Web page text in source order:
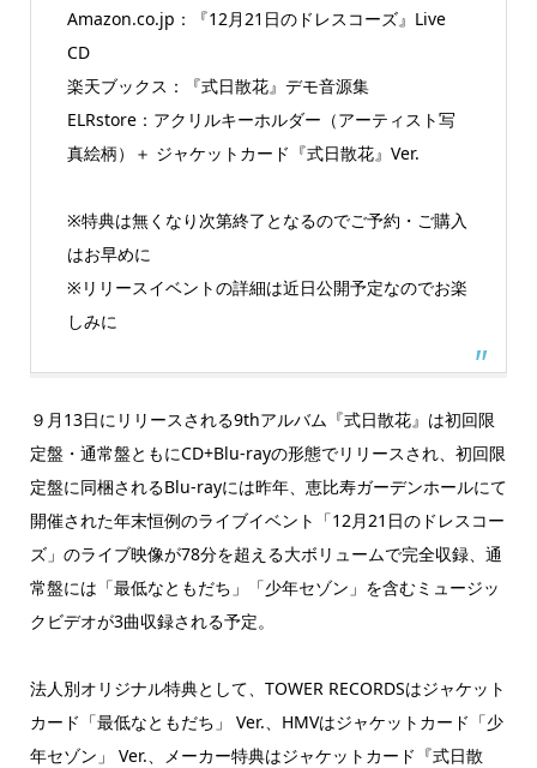
Amazon.co.jp：『12月21日のドレスコーズ』Live
CD
楽天ブックス：『式日散花』デモ音源集
ELRstore：アクリルキーホルダー（アーティスト写
真絵柄）＋ ジャケットカード『式日散花』Ver.
※特典は無くなり次第終了となるのでご予約・ご購入
はお早めに
※リリースイベントの詳細は近日公開予定なのでお楽
しみに
９月13日にリリースされる9thアルバム『式日散花』は初回限
定盤・通常盤ともにCD+Blu-rayの形態でリリースされ、初回限
定盤に同梱されるBlu-rayには昨年、恵比寿ガーデンホールにて
開催された年末恒例のライブイベント「12月21日のドレスコー
ズ」のライブ映像が78分を超える大ボリュームで完全収録、通
常盤には「最低なともだち」「少年セゾン」を含むミュージッ
クビデオが3曲収録される予定。
法人別オリジナル特典として、TOWER RECORDSはジャケット
カード「最低なともだち」 Ver.、HMVはジャケットカード「少
年セゾン」 Ver.、メーカー特典はジャケットカード『式日散